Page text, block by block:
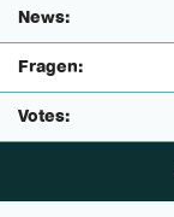
News:
Fragen:
Votes: